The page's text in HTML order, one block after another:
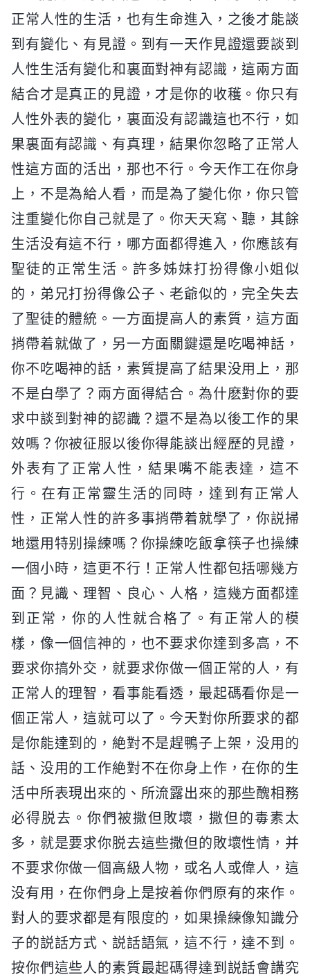
正常人性的生活，也有生命進入，之後才能談
到有變化、有見證。到有一天作見證還要談到
人性生活有變化和裏面對神有認識，這兩方面
結合才是真正的見證，才是你的收穫。你只有
人性外表的變化，裏面没有認識這也不行，如
果裏面有認識、有真理，結果你忽略了正常人
性這方面的活出，那也不行。今天作工在你身
上，不是為給人看，而是為了變化你，你只管
注重變化你自己就是了。你天天寫、聽，其餘
生活没有這不行，哪方面都得進入，你應該有
聖徒的正常生活。許多姊妹打扮得像小姐似
的，弟兄打扮得像公子、老爺似的，完全失去
了聖徒的體統。一方面提高人的素質，這方面
捎帶着就做了，另一方面關鍵還是吃喝神話，
你不吃喝神的話，素質提高了結果没用上，那
不是白學了？兩方面得結合。為什麽對你的要
求中談到對神的認識？還不是為以後工作的果
效嗎？你被征服以後你得能談出經歷的見證，
外表有了正常人性，結果嘴不能表達，這不
行。在有正常靈生活的同時，達到有正常人
性，正常人性的許多事捎帶着就學了，你説掃
地還用特别操練嗎？你操練吃飯拿筷子也操練
一個小時，這更不行！正常人性都包括哪幾方
面？見識、理智、良心、人格，這幾方面都達
到正常，你的人性就合格了。有正常人的模
樣，像一個信神的，也不要求你達到多高，不
要求你搞外交，就要求你做一個正常的人，有
正常人的理智，看事能看透，最起碼看你是一
個正常人，這就可以了。今天對你所要求的都
是你能達到的，絶對不是趕鴨子上架，没用的
話、没用的工作絶對不在你身上作，在你的生
活中所表現出來的、所流露出來的那些醜相務
必得脱去。你們被撒但敗壞，撒但的毒素太
多，就是要求你脱去這些撒但的敗壞性情，并
不要求你做一個高級人物，或名人或偉人，這
没有用，在你們身上是按着你們原有的來作。
對人的要求都是有限度的，如果操練像知識分
子的説話方式、説話語氣，這不行，達不到。
按你們這些人的素質最起碼得達到説話會講究